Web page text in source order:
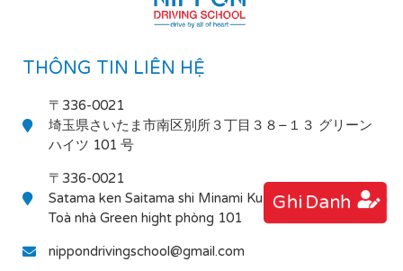
Ghi Danh
THÔNG TIN LIÊN HỆ
〒336-0021
埼玉県さいたま市南区別所３丁目３８−１３ グリーン
ハイツ 101 号
〒336-0021
Satama ken Saitama shi Minami Ku Bessho 3-38-13
Toà nhà Green hight phòng 101
nippondrivingschool@gmail.com